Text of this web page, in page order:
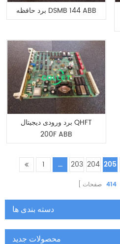
برد حافظه DSMB 144 ABB
برد ورودی دیجیتال QHFT
200F ABB
1 ... 203 204 205
414 صفحات
دسته بندی ها
محصولات جدید